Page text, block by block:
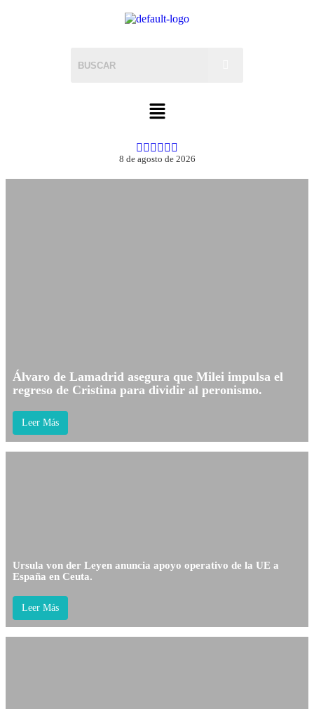
8 de agosto de 2026
Álvaro de Lamadrid asegura que Milei impulsa el
regreso de Cristina para dividir al peronismo.
Leer Más
Ursula von der Leyen anuncia apoyo operativo de la UE a
España en Ceuta.
Leer Más